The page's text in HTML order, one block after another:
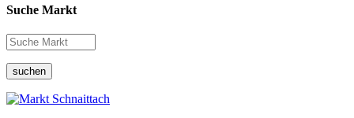
Suche Markt
suchen